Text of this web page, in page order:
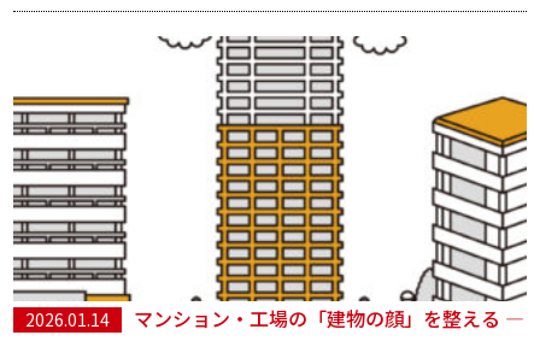
2026.01.14
マンション・工場の「建物の顔」を整える ―